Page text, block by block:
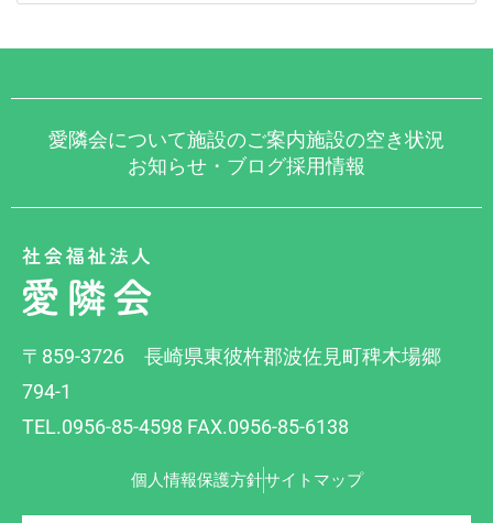
愛隣会について施設のご案内施設の空き状況
お知らせ・ブログ採用情報
〒859-3726 長崎県東彼杵郡波佐見町稗木場郷
794-1
TEL.0956-85-4598 FAX.0956-85-6138
個人情報保護方針サイトマップ